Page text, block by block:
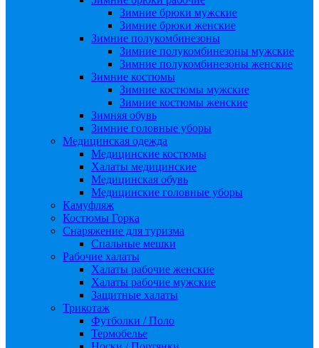
Зимние брюки мужские
Зимние брюки женские
Зимние полукомбинезоны
Зимние полукомбинезоны мужские
Зимние полукомбинезоны женские
Зимние костюмы
Зимние костюмы мужские
Зимние костюмы женские
Зимняя обувь
Зимние головные уборы
Медицинская одежда
Медицинские костюмы
Халаты медицинские
Медицинская обувь
Медицинские головные уборы
Камуфляж
Костюмы Горка
Снаряжение для туризма
Спальные мешки
Рабочие халаты
Халаты рабочие женские
Халаты рабочие мужские
Защитные халаты
Трикотаж
Футболки / Поло
Термобелье